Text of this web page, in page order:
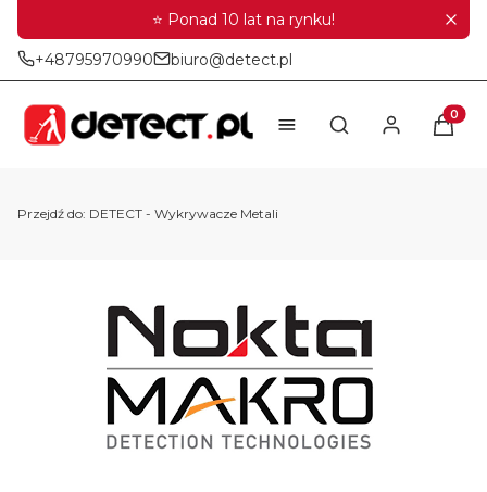
⭐ Ponad 10 lat na rynku!
+48795970990 biuro@detect.pl
Otwórz
Przejdź do: DETECT - Wykrywacze Metali